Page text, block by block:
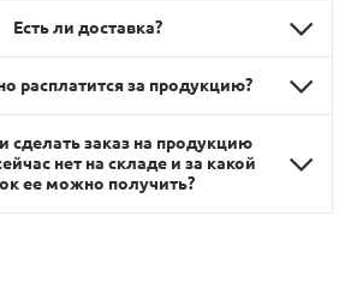
Есть ли доставка?
расплатится за продукцию?
сделать заказ на продукцию
нет на складе и за какой
ее можно получить?